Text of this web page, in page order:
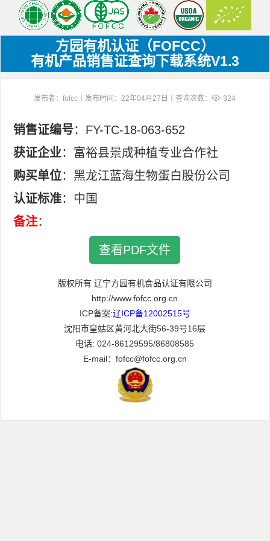
方园有机认证（FOFCC）
有机产品销售证查询下载系统V1.3
发布者：fofcc丨发布时间：22年04月27日丨查询次数： 324
销售证编号：FY-TC-18-063-652
获证企业：富裕县景成种植专业合作社
购买单位：黑龙江蓝海生物蛋白股份公司
认证标准：中国
备注：
查看PDF文件
版权所有 辽宁方园有机食品认证有限公司
http://www.fofcc.org.cn
ICP备案:辽ICP备12002515号
沈阳市皇姑区黄河北大街56-39号16层
电话: 024-86129595/86808585
E-mail：fofcc@fofcc.org.cn